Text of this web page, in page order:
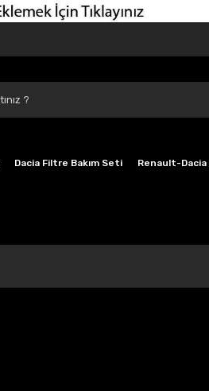
Dacia Filtre Bakım Seti Renault-Dacia